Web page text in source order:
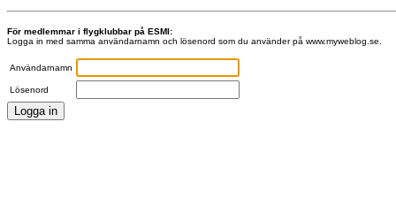
För medlemmar i flygklubbar på ESMI:
Logga in med samma användarnamn och lösenord som du använder på www.myweblog.se.
Användarnamn
Lösenord